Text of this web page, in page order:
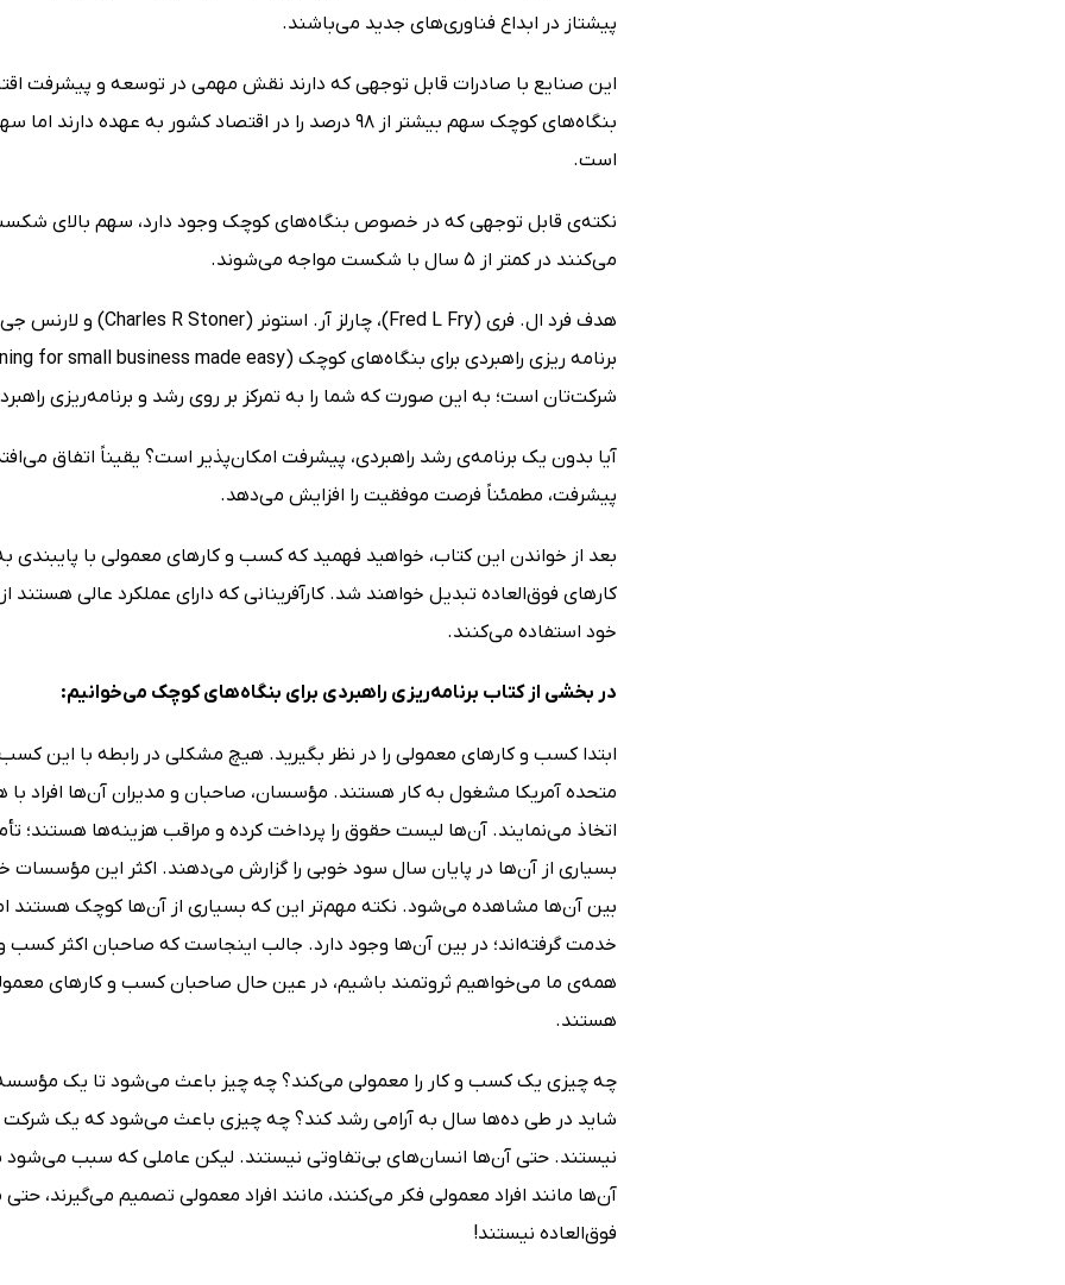
پیشتاز در ابداع فناوری‌های جدید می‌باشند.
این صنایع با صادرات قابل توجهی که دارند نقش مهمی در توسعه و پیشرفت
بنگاه‌های کوچک سهم بیشتر از 98 درصد را در اقتصاد کشور
است.
نکته‌ی قابل توجهی که در خصوص بنگاه‌های کوچک وجود دارد، سهم بالای شکست
می‌کنند در کمتر از 5 سال با شکست مواجه می‌‌شوند.
شرکت‌تان است؛ به این صورت که شما را به تمرکز بر روی رشد و برنامه‌ریزی
آیا بدون یک برنامه‌ی رشد راهبردی، پیشرفت امکان‌پذیر است؟ یقیناً اتفاق
پیشرفت، مطمئناً فرصت موفقیت را افزایش می‌دهد.
بعد از خواندن این کتاب، خواهید فهمید که کسب و کارهای معمولی با پایبندی
کارهای فوق‌العاده تبدیل خواهند شد. کارآفرینانی که دارای عملکرد عالی
خود استفاده می‌کنند.
در بخشی از کتاب برنامه‌ریزی راهبردی برای بنگاه‌های کوچک می‌خوانیم:
متحده آمریکا مشغول به کار هستند. مؤسسان، صاحبان و مدیران آن‌ها افراد
اتخاذ می‌نمایند. آن‌ها لیست حقوق را پرداخت کرده و مراقب هزینه‌ها هستند؛
بسیاری از آن‌ها در پایان سال سود خوبی را گزارش می‌دهند. اکثر این
بین آن‌ها مشاهده می‌شود. نکته مهم‌تر این‌ که بسیاری از آن‌ها کوچک هستند اما
خدمت گرفته‌اند؛ در بین آن‌ها وجود دارد. جالب اینجاست که صاحبان اکثر کسب
همه‌ی ما می‌خواهیم ثروتمند باشیم، در عین حال صاحبان کسب و کارهای
هستند.
چه چیزی یک کسب و کار را معمولی می‌کند؟ چه چیز باعث می‌شود تا یک مؤسسه
شاید در طی ده‌ها سال به آرامی‌ رشد کند؟ چه چیزی باعث می‌شود که یک شرکت
نیستند. حتی آن‌ها انسان‌های بی‌تفاوتی نیستند. لیکن عاملی که سبب
آن‌ها مانند افراد معمولی فکر می‌کنند، مانند افراد معمولی تصمیم می‌گیرند، حتی
فوق‌العاده نیستند!